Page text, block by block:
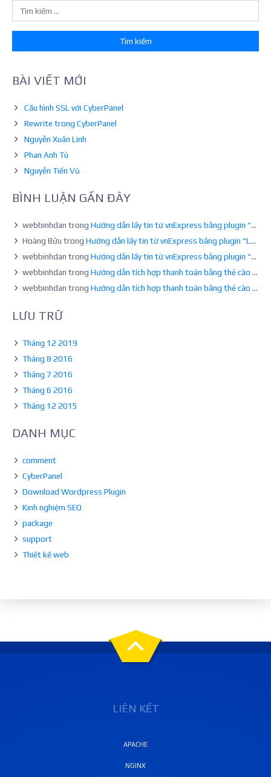
bài
viết
BÀI VIẾT MỚI
Cấu hình SSL với CyberPanel
Rewrite trong CyberPanel
Nguyễn Xuân Linh
Phan Anh Tú
Nguyễn Tiến Vũ
BÌNH LUẬN GẦN ĐÂY
webbinhdan trong Hướng dẫn lấy tin từ vnExpress bằng plugin “Lay Tin vnExpress cho WordPress”
Hoàng Bửu trong Hướng dẫn lấy tin từ vnExpress bằng plugin “Lay Tin vnExpress cho WordPress”
webbinhdan trong Hướng dẫn lấy tin từ vnExpress bằng plugin “Lay Tin vnExpress cho WordPress”
webbinhdan trong Hướng dẫn tích hợp thanh toán bằng thẻ cào cho WordPress
webbinhdan trong Hướng dẫn tích hợp thanh toán bằng thẻ cào cho WordPress
LƯU TRỮ
Tháng 12 2019
Tháng 8 2016
Tháng 7 2016
Tháng 6 2016
Tháng 12 2015
DANH MỤC
comment
CyberPanel
Download Wordpress Plugin
Kinh nghiệm SEO
package
support
Thiết kế web
LIÊN KẾT
APACHE
NGINX